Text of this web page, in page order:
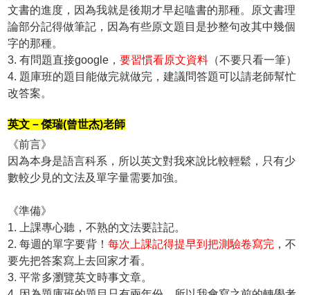
文書的進度，因為我就是後期才早起嗑書的那種。原文書理
論部分記得做筆記，因為有些原文題目是抄整句改其中幾個
字的那種。
3. 有問題直接google，要習慣看原文資料 （不要只看一筆）
4. 題庫班的題目能做完就做完，建議問答題可以請老師幫忙
改答案。
英文－傑瑞(曾世杰)老師
《前言》
因為本身是語言科系，所以英文對我來說比較輕鬆，只有少
數較少見的文法及單字量需要加強。
《準備》
1. 上課專心聽，不熟的文法要註記。
2. 每週的單字要背！每次上課記得提早到把測驗卷寫完 ，不
要先把答案寫上去回家才看。
3. 平常多瀏覽英文時事文章。